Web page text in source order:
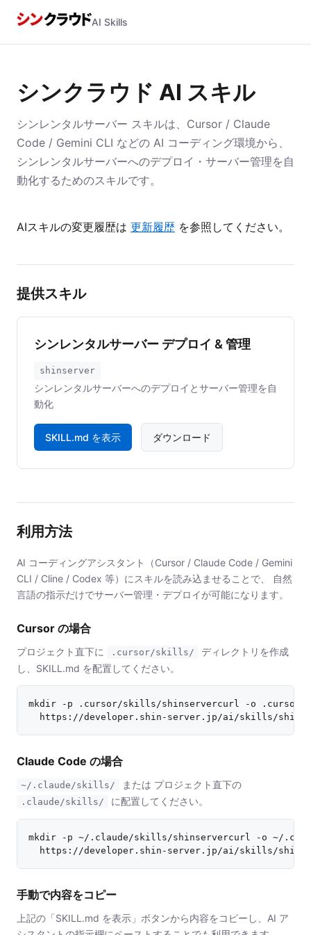
AI Skills
シンクラウド AI スキル
シンレンタルサーバー スキルは、Cursor / Claude
Code / Gemini CLI などの AI コーディング環境から、
シンレンタルサーバーへのデプロイ・サーバー管理を自
動化するためのスキルです。
AIスキルの変更履歴は 更新履歴 を参照してください。
提供スキル
シンレンタルサーバー デプロイ & 管理
shinserver
シンレンタルサーバーへのデプロイとサーバー管理を自
動化
SKILL.md を表示 ダウンロード
利用方法
AI コーディングアシスタント（Cursor / Claude Code / Gemini
CLI / Cline / Codex 等）にスキルを読み込ませることで、 自然
言語の指示だけでサーバー管理・デプロイが可能になります。
Cursor の場合
プロジェクト直下に .cursor/skills/
ディレクトリを作成
し、SKILL.md を配置してください。
mkdir -p .cursor/skills/shinservercurl -o .cursor/
https://developer.shin-server.jp/ai/skills/
Claude Code の場合
~/.claude/skills/ または プロジェクト直下の
.claude/skills/ に配置してください。
mkdir -p ~/.claude/skills/shinservercurl -o ~/
https://developer.shin-server.jp/ai/skills/
手動で内容をコピー
上記の「SKILL.md を表示」ボタンから内容をコピーし、AI ア